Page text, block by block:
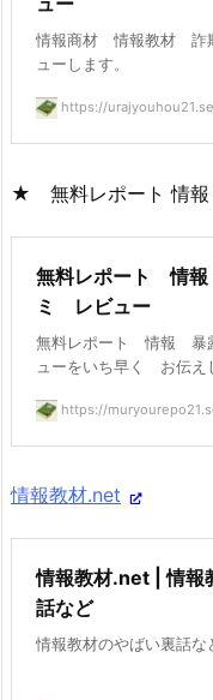
情報商材 情報教材 詐
ューします。
https://
★ 無料レポート 情報
無料レポート 情
ミ レビュー
無料レポート 情報
ューをいち早く お伝え
https://
情報教材.net
情報教材.net | 情報
話など
情報教材のやばい裏話な